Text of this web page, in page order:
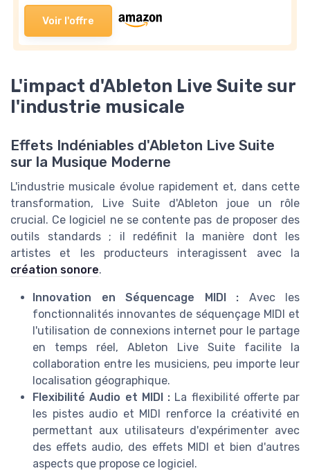
Voir l'offre
L'impact d'Ableton Live Suite sur
l'industrie musicale
Effets Indéniables d'Ableton Live Suite
sur la Musique Moderne
L'industrie musicale évolue rapidement et, dans cette
transformation, Live Suite d'Ableton joue un rôle
crucial. Ce logiciel ne se contente pas de proposer des
outils standards ; il redéfinit la manière dont les
artistes et les producteurs interagissent avec la
création sonore.
Innovation en Séquencage MIDI : Avec les
fonctionnalités innovantes de séquençage MIDI et
l'utilisation de connexions internet pour le partage
en temps réel, Ableton Live Suite facilite la
collaboration entre les musiciens, peu importe leur
localisation géographique.
Flexibilité Audio et MIDI : La flexibilité offerte par
les pistes audio et MIDI renforce la créativité en
permettant aux utilisateurs d'expérimenter avec
des effets audio, des effets MIDI et bien d'autres
aspects que propose ce logiciel.